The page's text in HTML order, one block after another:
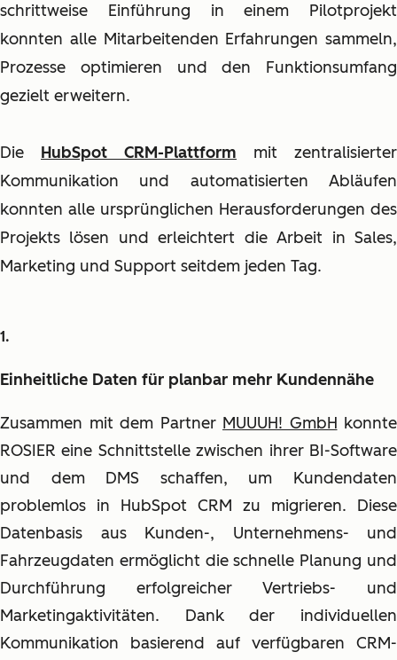
schrittweise Einführung in einem Pilotprojekt
konnten alle Mitarbeitenden Erfahrungen sammeln,
Prozesse optimieren und den Funktionsumfang
gezielt erweitern.
Die HubSpot CRM-Plattform mit zentralisierter
Kommunikation und automatisierten Abläufen
konnten alle ursprünglichen Herausforderungen des
Projekts lösen und erleichtert die Arbeit in Sales,
Marketing und Support seitdem jeden Tag.
Einheitliche Daten für planbar mehr Kundennähe
Zusammen mit dem Partner MUUUH! GmbH konnte
ROSIER eine Schnittstelle zwischen ihrer BI-Software
und dem DMS schaffen, um Kundendaten
problemlos in HubSpot CRM zu migrieren. Diese
Datenbasis aus Kunden-, Unternehmens- und
Fahrzeugdaten ermöglicht die schnelle Planung und
Durchführung erfolgreicher Vertriebs- und
Marketingaktivitäten. Dank der individuellen
Kommunikation basierend auf verfügbaren CRM-